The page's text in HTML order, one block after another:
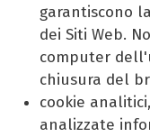
garantiscono
dei Siti Web.
computer
chiusura del
cookie
analizzate